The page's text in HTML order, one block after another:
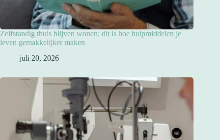
Zelfstandig thuis blijven wonen: dit is hoe hulpmiddelen je
leven gemakkelijker maken
juli 20, 2026